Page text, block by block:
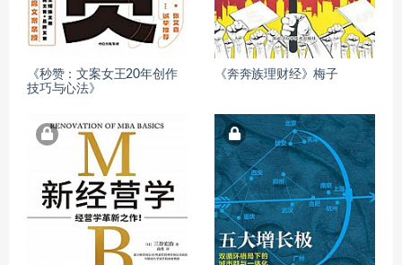
《秒赞：文案女王20年创作
技巧与心法》
《奔奔族理财经》梅子